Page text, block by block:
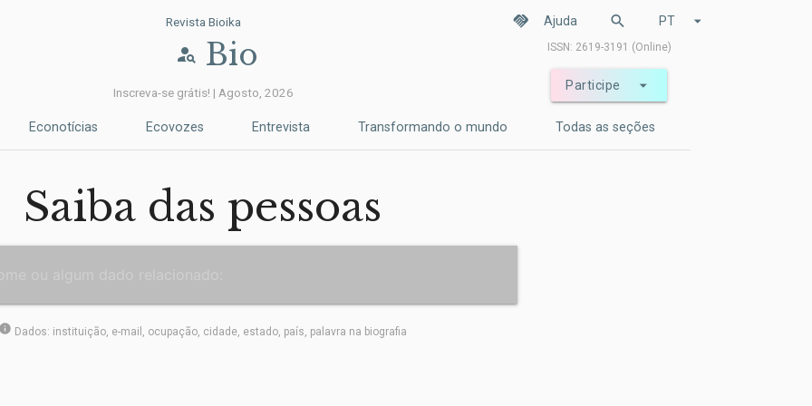
Revista Bioika
person_search Bio
Inscreva-se grátis! | Agosto, 2026
handshake Ajuda search arrow_drop_down
PT
ISSN: 2619-3191 (Online)
arrow_drop_down
Participe
Econotícias Ecovozes Entrevista Transformando o mundo Todas as seções
Saiba das pessoas
info Dados: instituição, e-mail, ocupação, cidade, estado, país, palavra na biografia